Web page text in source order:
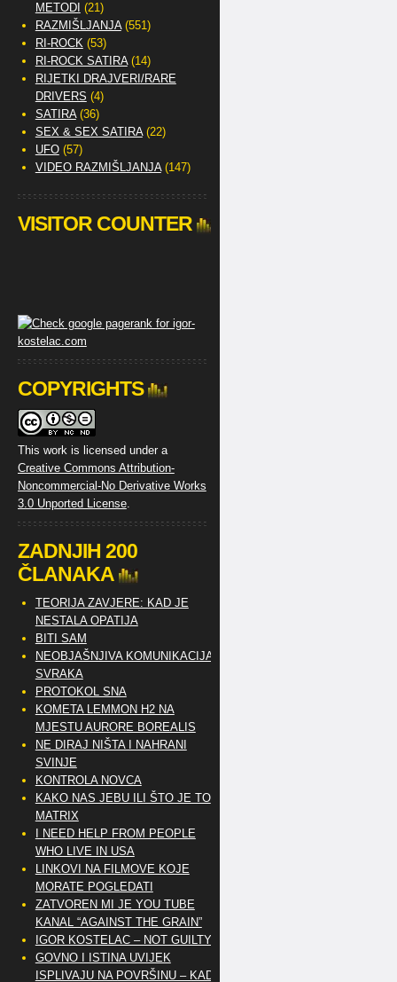
METODI (21)
RAZMIŠLJANJA(551)
RI-ROCK(53)
RI-ROCK SATIRA(14)
RIJETKI DRAJVERI/RARE
DRIVERS (4)
SATIRA(36)
SEX & SEX SATIRA(22)
UFO(57)
VIDEO RAZMIŠLJANJA(147)
VISITOR COUNTER
COPYRIGHTS
This work is licensed under a
Creative Commons Attribution-
Noncommercial-No Derivative Works
3.0 Unported License.
ZADNJIH 200
ČLANAKA
TEORIJA ZAVJERE: KAD JE
NESTALA OPATIJA
BITI SAM
NEOBJAŠNJIVA KOMUNIKACIJA
SVRAKA
PROTOKOL SNA
KOMETA LEMMON H2 NA
MJESTU AURORE BOREALIS
NE DIRAJ NIŠTA I NAHRANI
SVINJE
KONTROLA NOVCA
KAKO NAS JEBU ILI ŠTO JE TO
MATRIX
I NEED HELP FROM PEOPLE
WHO LIVE IN USA
LINKOVI NA FILMOVE KOJE
MORATE POGLEDATI
ZATVOREN MI JE YOU TUBE
KANAL “AGAINST THE GRAIN”
IGOR KOSTELAC – NOT GUILTY
GOVNO I ISTINA UVIJEK
ISPLIVAJU NA POVRŠINU – KAD